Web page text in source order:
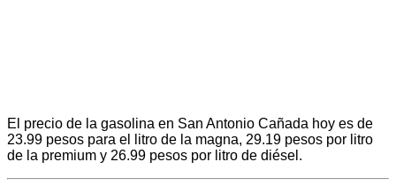
El precio de la gasolina en San Antonio Cañada hoy es de
23.99 pesos para el litro de la magna, 29.19 pesos por litro
de la premium y 26.99 pesos por litro de diésel.